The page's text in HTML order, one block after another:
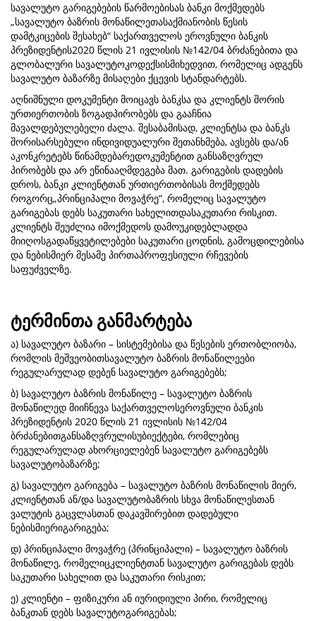
სავალუტო გარიგებების წარმოებისას ბანკი მოქმედებს
„სავალუტო ბაზრის მონაწილეთასაქმიანობის წესის
დამტკიცების შესახებ“ საქართველოს ეროვნული ბანკის
პრეზიდენტის2020 წლის 21 ივლისის №142/04 ბრძანებითა და
გლობალური სავალუტოკოდექსისმიხედვით, რომელიც ადგენს
სავალუტო ბაზარზე მისაღები ქცევის სტანდარტებს.
აღნიშნული დოკუმენტი მოიცავს ბანკსა და კლიენტს შორის
ურთიერთობის ზოგადპირობებს და გააჩნია
მავალდებულებელი ძალა. შესაბამისად, კლიენტსა და ბანკს
შორისარსებული ინდივიდუალური შეთანხმება, ავსებს და/ან
აკონკრეტებს წინამდებარედოკუმენტით განსაზღვრულ
პირობებს და არ ეწინააღმდეგება მათ. გარიგების დადების
დროს, ბანკი კლიენტთან ურთიერთობისას მოქმედებს
როგორც„პრინციპალი მოვაჭრე“, რომელიც სავალუტო
გარიგებას დებს საკუთარი სახელითდასაკუთარი რისკით.
კლიენტს შეუძლია იმოქმედოს დამოუკიდებლადდა
მიიღოსგადაწყვეტილებები საკუთარი ცოდნის, გამოცდილებისა
და ნებისმიერ მესამე პირთაპროფესიული რჩევების
საფუძველზე.
ტერმინთა განმარტება
ა) სავალუტო ბაზარი – სისტემებისა და წესების ერთობლიობა,
რომლის მეშვეობითსავალუტო ბაზრის მონაწილეები
რეგულარულად დებენ სავალუტო გარიგებებს;
ბ) სავალუტო ბაზრის მონაწილე – სავალუტო ბაზრის
მონაწილედ მიიჩნევა საქართველოსეროვნული ბანკის
პრეზიდენტის 2020 წლის 21 ივლისის №142/04
ბრძანებითგანსაზღვრულისუბიექტები, რომლებიც
რეგულარულად ახორციელებენ სავალუტო გარიგებებს
სავალუტობაზარზე;
გ) სავალუტო გარიგება – სავალუტო ბაზრის მონაწილის მიერ,
კლიენტთან ან/და სავალუტობაზრის სხვა მონაწილესთან
ვალუტის გაცვლასთან დაკავშირებით დადებული
ნებისმიერიგარიგება;
დ) პრინციპალი მოვაჭრე (პრინციპალი) – სავალუტო ბაზრის
მონაწილე, რომელიცკლიენტთან სავალუტო გარიგებას დებს
საკუთარი სახელით და საკუთარი რისკით;
ე) კლიენტი – ფიზიკური ან იურიდიული პირი, რომელიც
ბანკთან დებს სავალუტოგარიგებას;